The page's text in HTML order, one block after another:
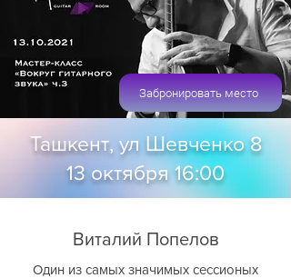
Забронировать место
Ташкент, ул Шевченко 8
13 октября 16:00
Виталий Попелов
Один из самых значимых сессионых